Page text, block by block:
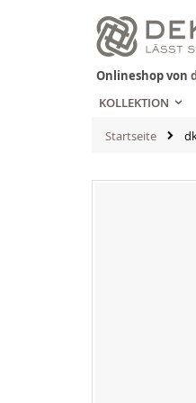
Zum
Inhalt
springen
Onlineshop von
KOLLEKTION
Startseite